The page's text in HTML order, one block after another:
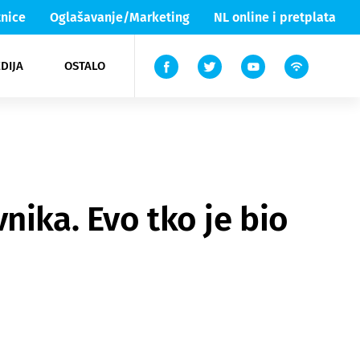
Oglašavanje/Marketing NL online i pretplata
OSTALO
Lika & Senj
TV
Evo tko je bio